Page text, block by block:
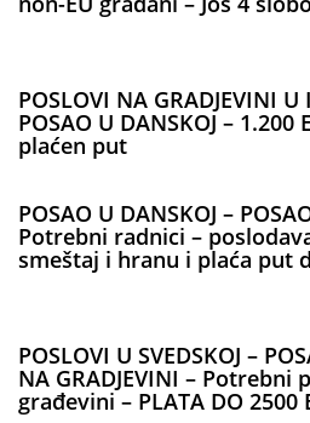
POSLOVI NA GRADJEVINI U
POSAO U DANSKOJ –
plaćen put
POSAO U DANSKOJ –
Potrebni radnici –
smeštaj i hranu i plaća put
POSLOVI U SVEDSKOJ –
NA GRADJEVINI –
građevini – PLATA DO 2500